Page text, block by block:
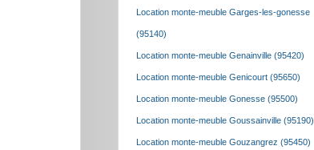
Location monte-meuble Garges-les-gonesse
(95140)
Location monte-meuble Genainville (95420)
Location monte-meuble Genicourt (95650)
Location monte-meuble Gonesse (95500)
Location monte-meuble Goussainville (95190)
Location monte-meuble Gouzangrez (95450)